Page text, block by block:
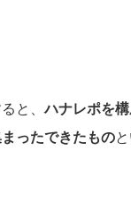
と、ハナレポを
ったできたもの